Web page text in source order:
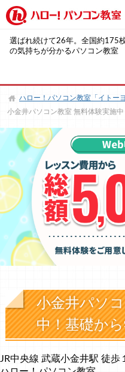
選ばれ続けて26年。全国約175
の気持ちが分かるパソコン教室
ハロー！パソコン教室「イトー
小金井パソコン教室 無料体験実施
小金井パソ
中！基礎か
JR中央線 武蔵小金井駅 徒歩